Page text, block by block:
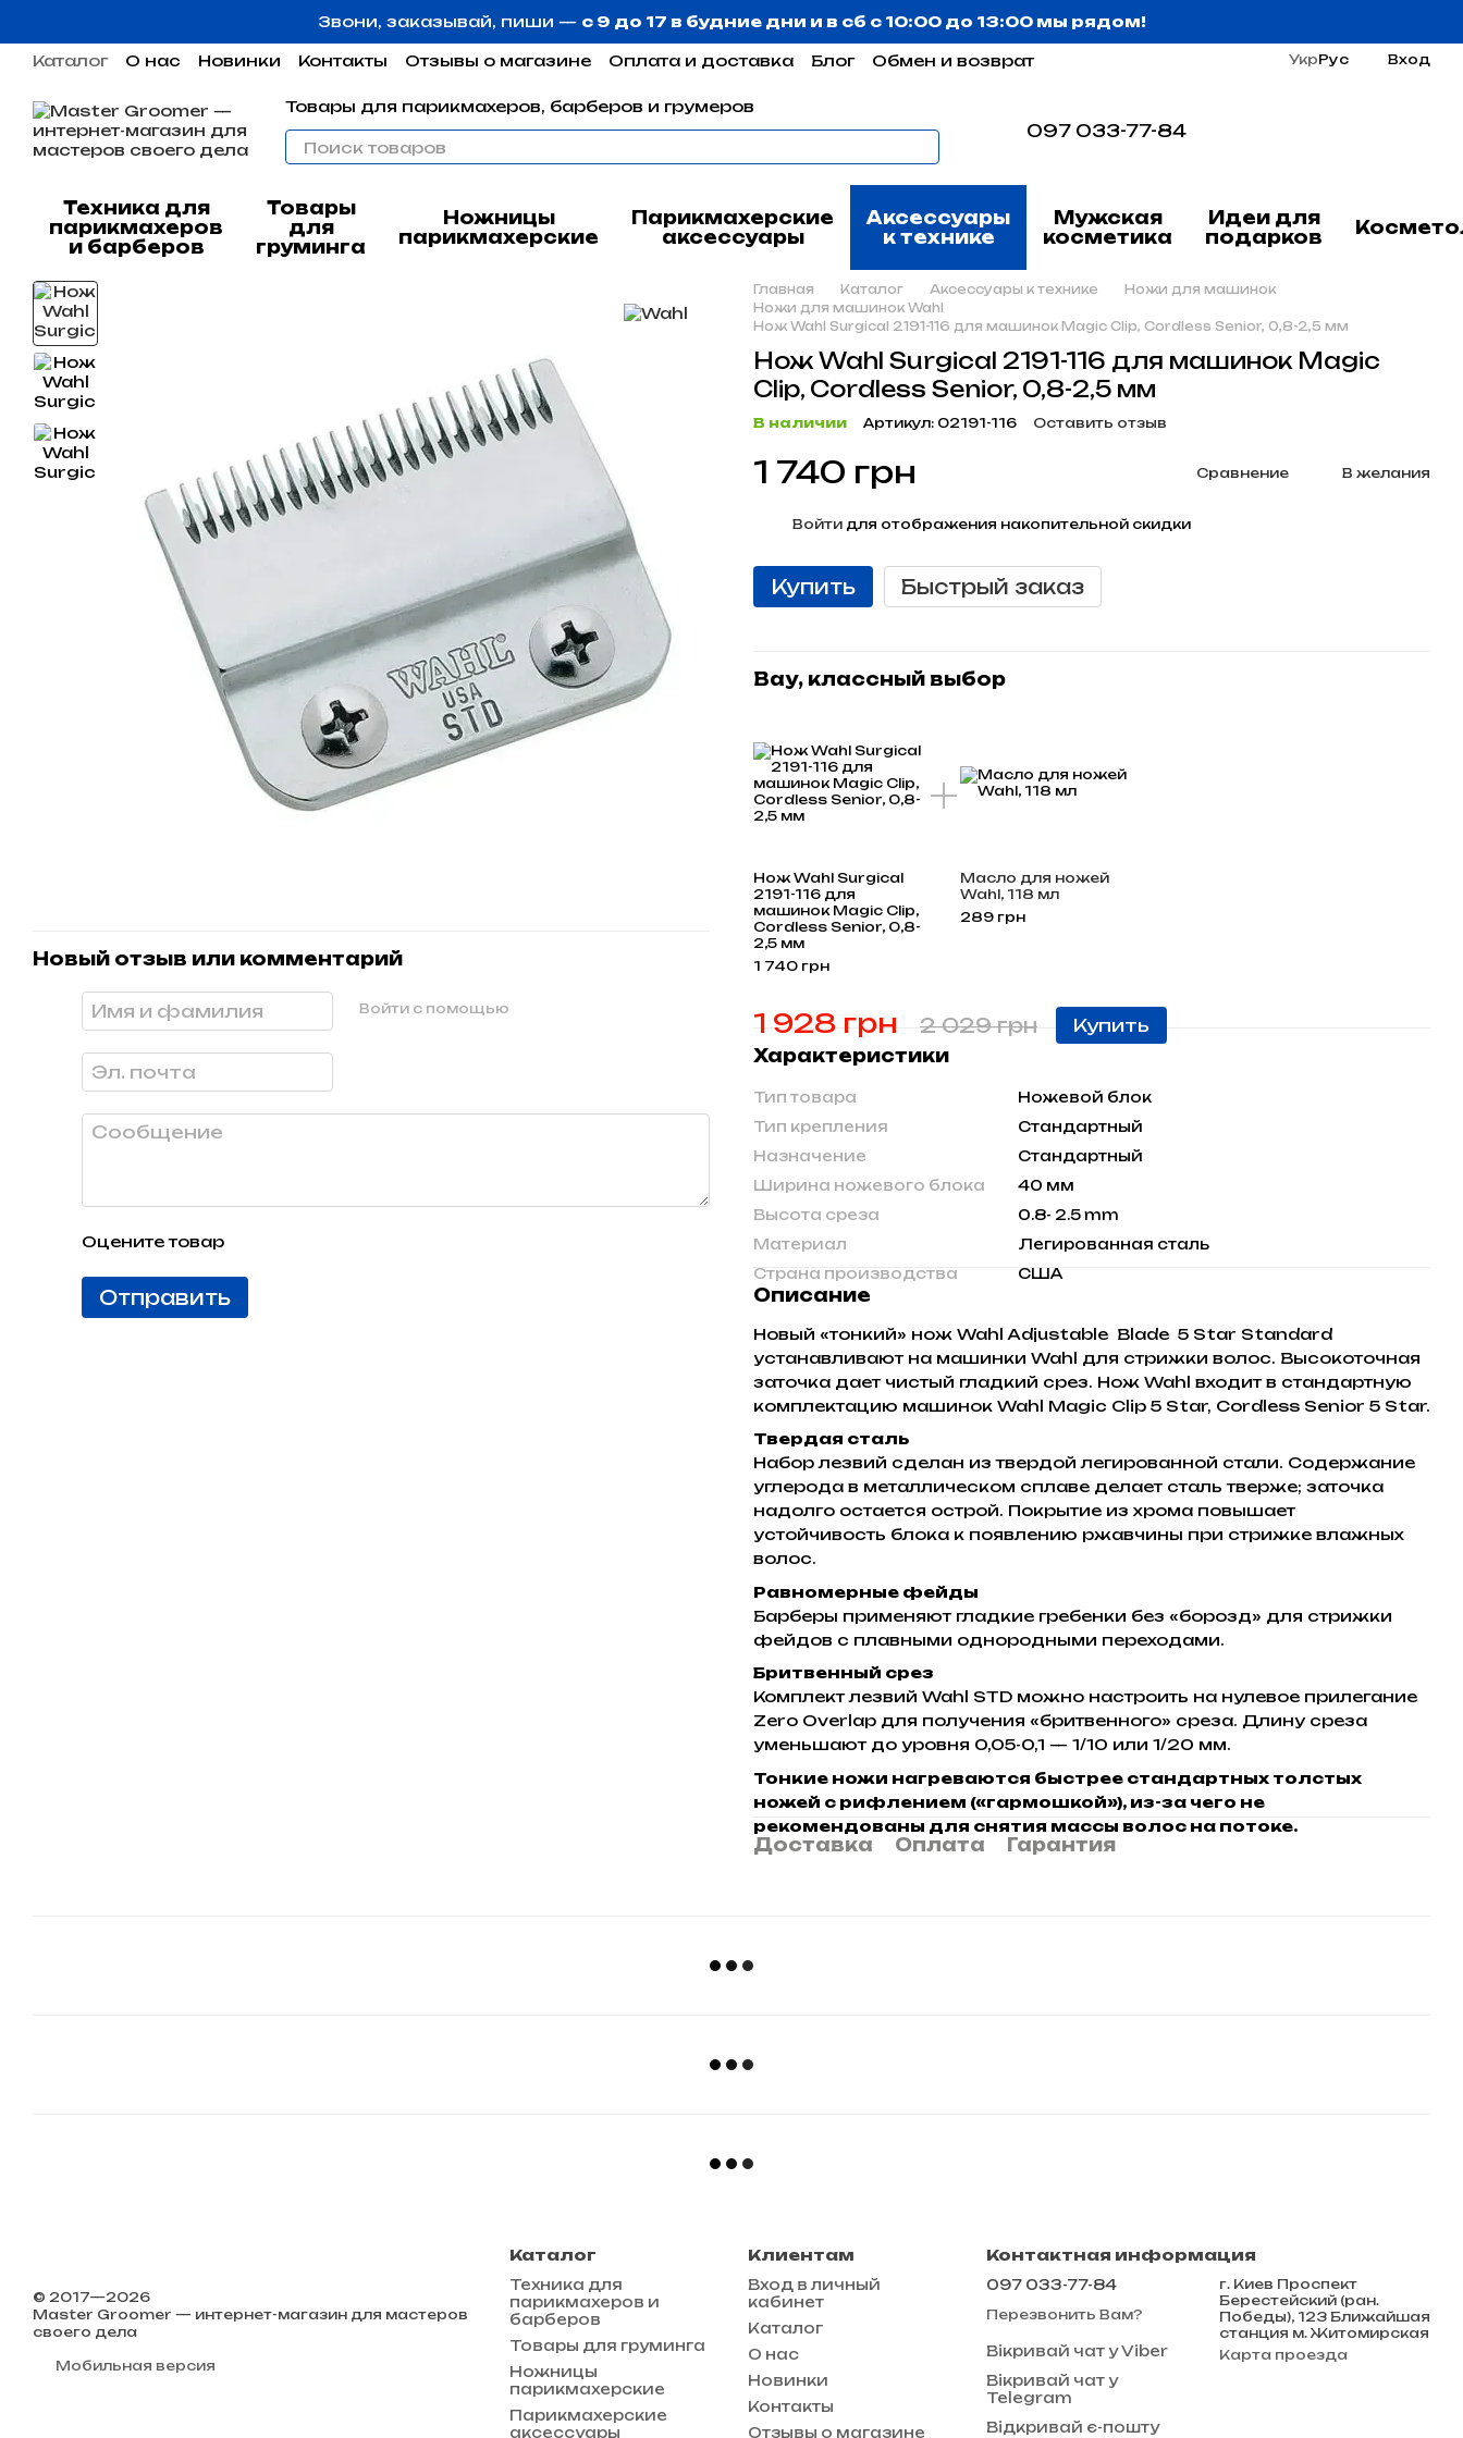
Звони, заказывай, пиши — с 9 до 17 в будние дни и в сб с 10:00 до 13:00 мы рядом!
Каталог О нас Новинки Контакты Отзывы о магазине Оплата и доставка Блог
Обмен и возврат
УкрРус Вход
Товары для парикмахеров, барберов и грумеров
097 033-77-84
Техника для
парикмахеров
и барберов
Товары
для
груминга
Ножницы
парикмахерские
Парикмахерские
аксессуары
Аксессуары
к технике
Мужская
косметика
Идеи для
подарков
Новый отзыв или комментарий
Войти с помощью
Оцените товар
Отправить
Главная Каталог Аксессуары к технике
Ножи для машинок
Ножи для машинок Wahl
Нож Wahl Surgical 2191-116 для машинок Magic Clip, Cordless Senior, 0,8-2,5 мм
Нож Wahl Surgical 2191-116 для машинок Magic
Clip, Cordless Senior, 0,8-2,5 мм
В наличии Артикул: 02191-116 Оставить отзыв
1 740 грн Сравнение В желания
Войти для отображения накопительной скидки
Купить Быстрый заказ
Вау, классный выбор
Нож Wahl Surgical
2191-116 для
машинок Magic Clip,
Cordless Senior, 0,8-
2,5 мм
1 740 грн
Масло для ножей
Wahl, 118 мл
289 грн
1 928 грн 2 029 грн
Купить
Характеристики
Тип товара
Ножевой блок
Тип крепления
Стандартный
Назначение
Стандартный
Ширина ножевого блока
40 мм
Высота среза
0.8- 2.5 mm
Материал
Легированная сталь
Страна производства
США
Описание
Новый «тонкий» нож Wahl Adjustable Blade 5 Star Standard
устанавливают на машинки Wahl для стрижки волос. Высокоточная
заточка дает чистый гладкий срез. Нож Wahl входит в стандартную
комплектацию машинок Wahl Magic Clip 5 Star, Cordless Senior 5 Star.
Твердая сталь
Набор лезвий сделан из твердой легированной стали. Содержание
углерода в металлическом сплаве делает сталь тверже; заточка
надолго остается острой. Покрытие из хрома повышает
устойчивость блока к появлению ржавчины при стрижке влажных
волос.
Равномерные фейды
Барберы применяют гладкие гребенки без «борозд» для стрижки
фейдов с плавными однородными переходами.
Бритвенный срез
Комплект лезвий Wahl STD можно настроить на нулевое прилегание
Zero Overlap для получения «бритвенного» среза. Длину среза
уменьшают до уровня 0,05-0,1 — 1/10 или 1/20 мм.
Тонкие ножи нагреваются быстрее стандартных толстых
ножей с рифлением («гармошкой»), из-за чего не
рекомендованы для снятия массы волос на потоке.
Доставка Оплата Гарантия
© 2017—2026
Master Groomer — интернет-магазин для мастеров
своего дела
Мобильная версия
Каталог
Техника для
парикмахеров и
барберов
Товары для груминга
Ножницы
парикмахерские
Парикмахерские
аксессуары
Клиентам
Вход в личный
кабинет
Каталог
О нас
Новинки
Контакты
Отзывы о магазине
Контактная информация
097 033-77-84
Перезвонить Вам?
Вікривай чат у Viber
Вікривай чат у
Telegram
Відкривай є-пошту
г. Киев Проспект
Берестейский (ран.
Победы), 123 Ближайшая
станция м. Житомирская
Карта проезда